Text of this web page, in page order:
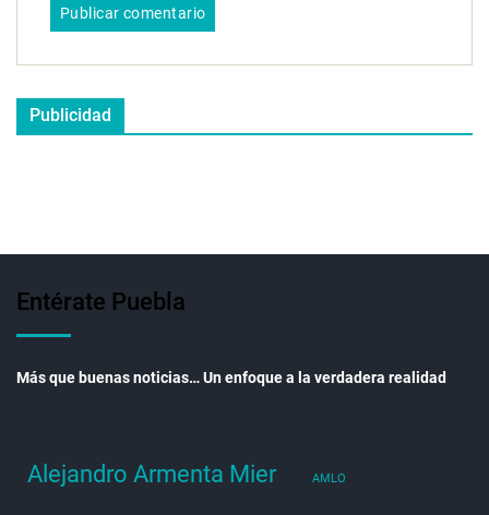
Publicidad
Entérate Puebla
Más que buenas noticias… Un enfoque a la verdadera realidad
Alejandro Armenta Mier AMLO